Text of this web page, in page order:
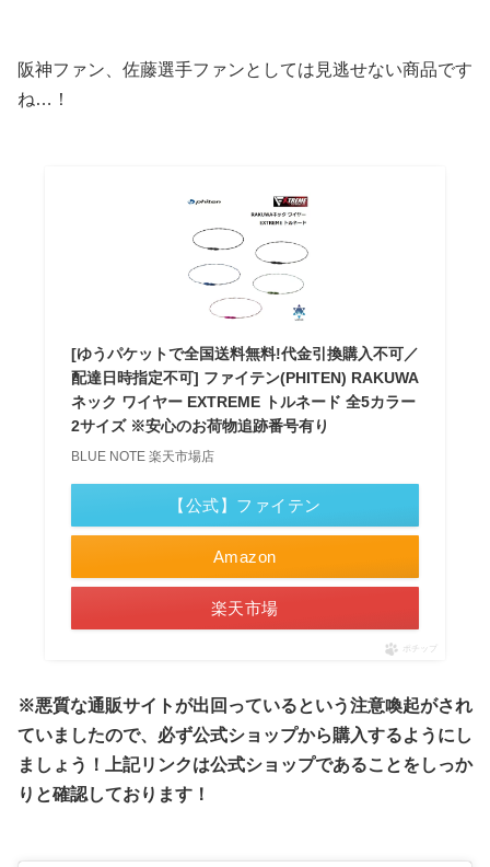
阪神ファン、佐藤選手ファンとしては見逃せない商品です
ね…！
[ゆうパケットで全国送料無料!代金引換購入不可／
配達日時指定不可] ファイテン(PHITEN) RAKUWA
ネック ワイヤー EXTREME トルネード 全5カラー
2サイズ ※安心のお荷物追跡番号有り
BLUE NOTE 楽天市場店
Amazon
楽天市場
【公式】ファイテン
ポチップ
※悪質な通販サイトが出回っているという注意喚起がされ
ていましたので、必ず公式ショップから購入するようにし
ましょう！上記リンクは公式ショップであることをしっか
りと確認しております！